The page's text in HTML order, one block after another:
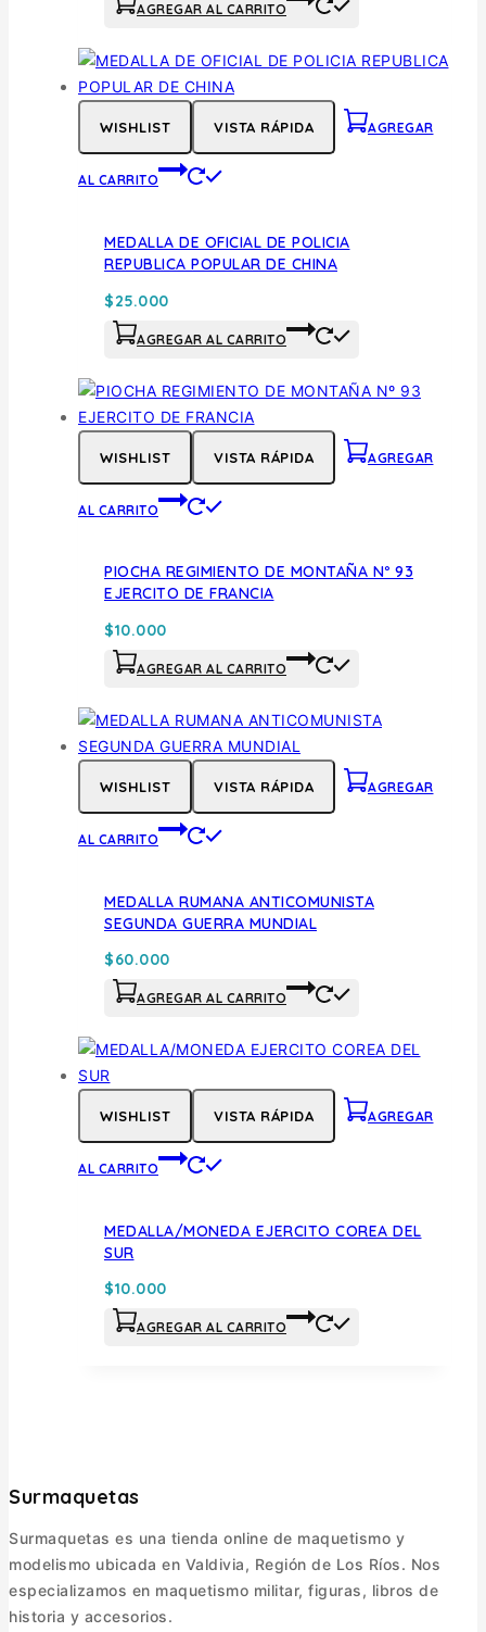
AGREGAR AL CARRITO
WISHLIST VISTA RÁPIDA AGREGAR
AL CARRITO
MEDALLA DE OFICIAL DE POLICIA
REPUBLICA POPULAR DE CHINA
$25.000
AGREGAR AL CARRITO
WISHLIST VISTA RÁPIDA AGREGAR
AL CARRITO
PIOCHA REGIMIENTO DE MONTAÑA Nº 93
EJERCITO DE FRANCIA
$10.000
AGREGAR AL CARRITO
WISHLIST VISTA RÁPIDA AGREGAR
AL CARRITO
MEDALLA RUMANA ANTICOMUNISTA
SEGUNDA GUERRA MUNDIAL
$60.000
AGREGAR AL CARRITO
WISHLIST VISTA RÁPIDA AGREGAR
AL CARRITO
MEDALLA/MONEDA EJERCITO COREA DEL
SUR
$10.000
AGREGAR AL CARRITO
Surmaquetas
Surmaquetas es una tienda online de maquetismo y
modelismo ubicada en Valdivia, Región de Los Ríos. Nos
especializamos en maquetismo militar, figuras, libros de
historia y accesorios.